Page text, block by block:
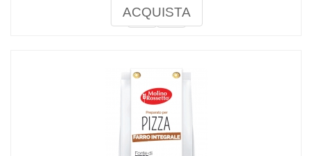
ACQUISTA